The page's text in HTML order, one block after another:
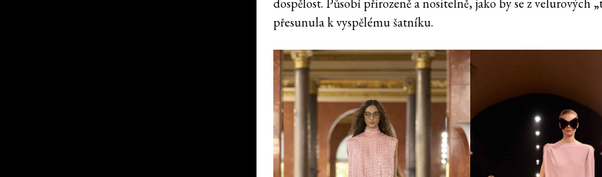
dospělost. Působí přirozeně a nositelně, jako by se z velurových
přesunula k vyspělému šatníku.